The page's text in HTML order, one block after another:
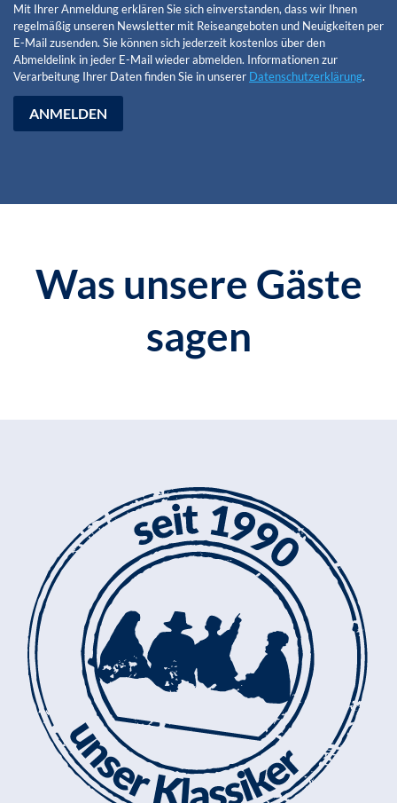
Mit Ihrer Anmeldung erklären Sie sich einverstanden, dass wir Ihnen
regelmäßig unseren Newsletter mit Reiseangeboten und Neuigkeiten per
E-Mail zusenden. Sie können sich jederzeit kostenlos über den
Abmeldelink in jeder E-Mail wieder abmelden. Informationen zur
Verarbeitung Ihrer Daten finden Sie in unserer Datenschutzerklärung.
ANMELDEN
Was unsere Gäste
sagen